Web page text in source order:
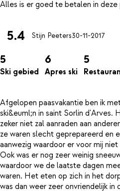
5.4 Stijn Peeters30-11-2017
5
Ski gebied
6
Apres ski
5
Afgelopen paasvakantie ben ik
ski&euml;n in saint Sorlin d'Arves.
zeker niet zal aanraden aan
ze waren slecht geprepareerd en
aanwezig waardoor er voor mij
Ook was er nog zeer weinig
waardoor we de laatste dagen
waren. Het eten op zich in het
was dan weer zeer onvriendelijk